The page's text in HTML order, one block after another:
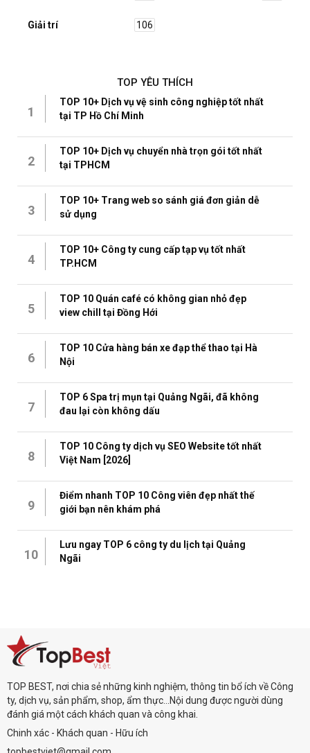
Giải trí 106
TOP YÊU THÍCH
1
TOP 10+ Dịch vụ vệ sinh công nghiệp tốt nhất
tại TP Hồ Chí Minh
2
TOP 10+ Dịch vụ chuyển nhà trọn gói tốt nhất
tại TPHCM
3
TOP 10+ Trang web so sánh giá đơn giản dễ
sử dụng
4
TOP 10+ Công ty cung cấp tạp vụ tốt nhất
TP.HCM
5
TOP 10 Quán café có không gian nhỏ đẹp
view chill tại Đồng Hới
6
TOP 10 Cửa hàng bán xe đạp thể thao tại Hà
Nội
7
TOP 6 Spa trị mụn tại Quảng Ngãi, đã không
đau lại còn không dấu
8
TOP 10 Công ty dịch vụ SEO Website tốt nhất
Việt Nam [2026]
9
Điểm nhanh TOP 10 Công viên đẹp nhất thế
giới bạn nên khám phá
10
Lưu ngay TOP 6 công ty du lịch tại Quảng
Ngãi
TOP BEST, nơi chia sẻ những kinh nghiệm, thông tin bổ ích về Công
ty, dịch vụ, sản phẩm, shop, ẩm thực...Nội dung được người dùng
đánh giá một cách khách quan và công khai.
Chinh xác - Khách quan - Hữu ích